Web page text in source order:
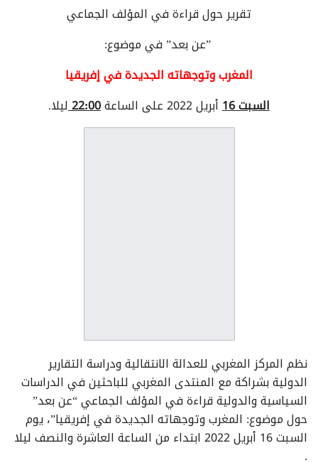
تقرير حول قراءة في المؤلف الجماعي
”عن بعد” في موضوع:
المغرب وتوجهاته الجديدة في إفريقيا
السبت 16
أبريل 2022 على الساعة 22:00ليلا.
نظم المركز المغربي للعدالة الانتقالية ودراسة التقارير
الدولية بشراكة مع المنتدى المغربي للباحثين في الدراسات
السياسية والدولية قراءة في المؤلف الجماعي “عن بعد”
حول موضوع: المغرب وتوجهاته الجديدة في إفريقيا”، يوم
السبت 16 أبريل 2022 ابتداء من الساعة العاشرة والنصف ليلا
.